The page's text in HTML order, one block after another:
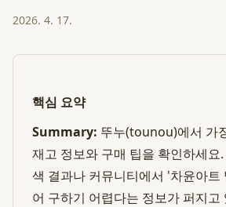
2026. 4. 17.
핵심 요약
Summary: 뚜누(tounou)에서 가
재고 정보와 구매 팁을 확인하세요
색 결과나 커뮤니티에서 '차윤아트
어 구하기 어렵다는 정보가 퍼지고